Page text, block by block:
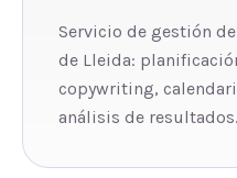
Servicio de gestión
de Lleida:
copywriting,
análisis de resultados.